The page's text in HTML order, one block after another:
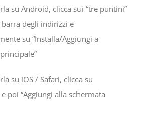
su Android, clicca sui “tre puntini”
degli indirizzi e
su “Installa/Aggiungi a
su iOS / Safari, clicca su
e poi “Aggiungi alla schermata